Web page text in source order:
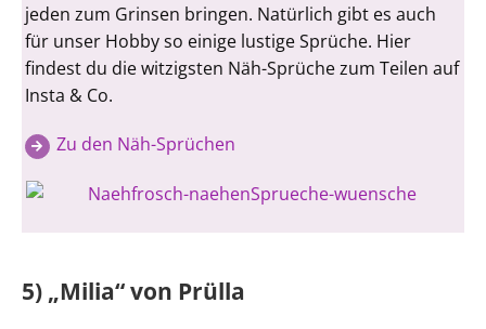
jeden zum Grinsen bringen. Natürlich gibt es auch
für unser Hobby so einige lustige Sprüche. Hier
findest du die witzigsten Näh-Sprüche zum Teilen auf
Insta & Co.
Zu den Näh-Sprüchen
5) „Milia“ von Prülla